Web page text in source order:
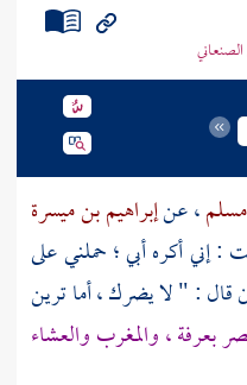
، عنإبراهيم بن ميسرة
: إني أكره أبي ؛ حملني على
قال : " لا يضرك ، أما ترين
بعرفة، والمغرب والعشاء